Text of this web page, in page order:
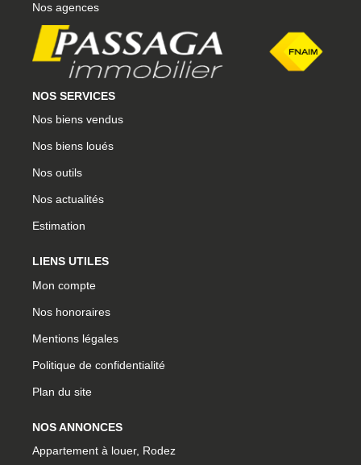
Nos agences
NOS SERVICES
Nos biens vendus
Nos biens loués
Nos outils
Nos actualités
Estimation
LIENS UTILES
Mon compte
Nos honoraires
Mentions légales
Politique de confidentialité
Plan du site
NOS ANNONCES
Appartement à louer, Rodez